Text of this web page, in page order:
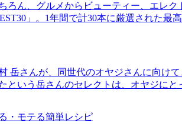
ろん、グルメからビューティー、エレ
」。1年間で計30本に厳選された最
岳さんが、同世代のオヤジさんに向け
という岳さんのセレクトは、オヤジにと
・モテる簡単レシピ